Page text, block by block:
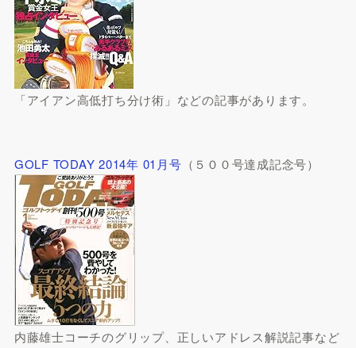
「アイアン高低打ち分け術」などの記事があります。
GOLF TODAY 2014年 01月号 （５００号達成記念号）
内藤雄士コーチのグリップ、正しいアドレス解説記事など